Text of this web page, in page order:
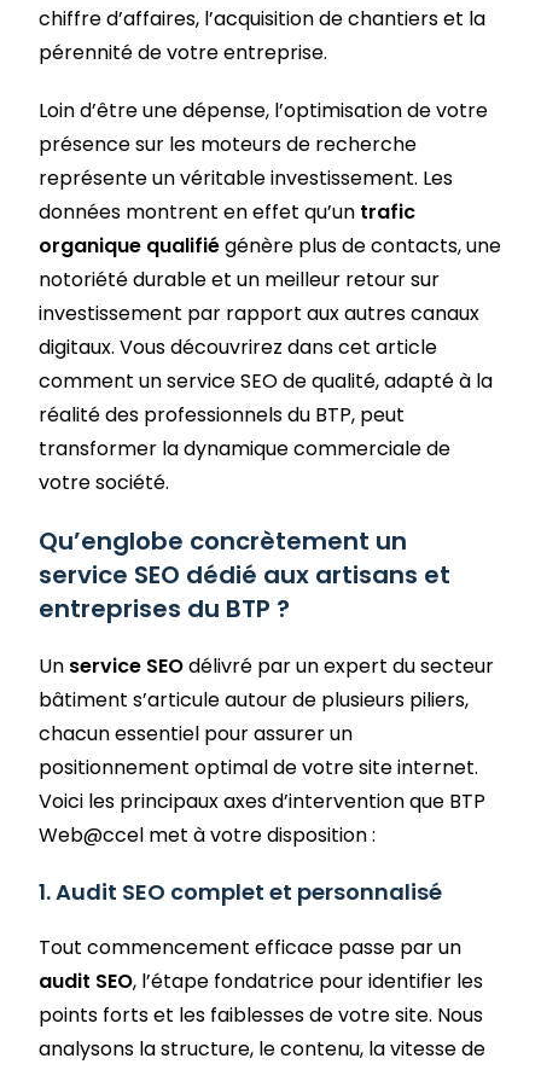
chiffre d’affaires, l’acquisition de chantiers et la
pérennité de votre entreprise.
Loin d’être une dépense, l’optimisation de votre
présence sur les moteurs de recherche
représente un véritable investissement. Les
données montrent en effet qu’un trafic
organique qualifiégénère plus de contacts, une
notoriété durable et un meilleur retour sur
investissement par rapport aux autres canaux
digitaux. Vous découvrirez dans cet article
comment un service SEO de qualité, adapté à la
réalité des professionnels du BTP, peut
transformer la dynamique commerciale de
votre société.
Qu’englobe concrètement un
service SEO dédié aux artisans et
entreprises du BTP ?
Un service SEOdélivré par un expert du secteur
bâtiment s’articule autour de plusieurs piliers,
chacun essentiel pour assurer un
positionnement optimal de votre site internet.
Voici les principaux axes d’intervention que BTP
Web@ccel met à votre disposition :
1. Audit SEO complet et personnalisé
Tout commencement efficace passe par un
audit SEO, l’étape fondatrice pour identifier les
points forts et les faiblesses de votre site. Nous
analysons la structure, le contenu, la vitesse de